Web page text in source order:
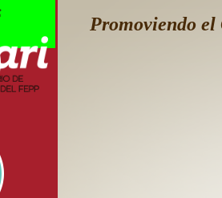
Promoviendo